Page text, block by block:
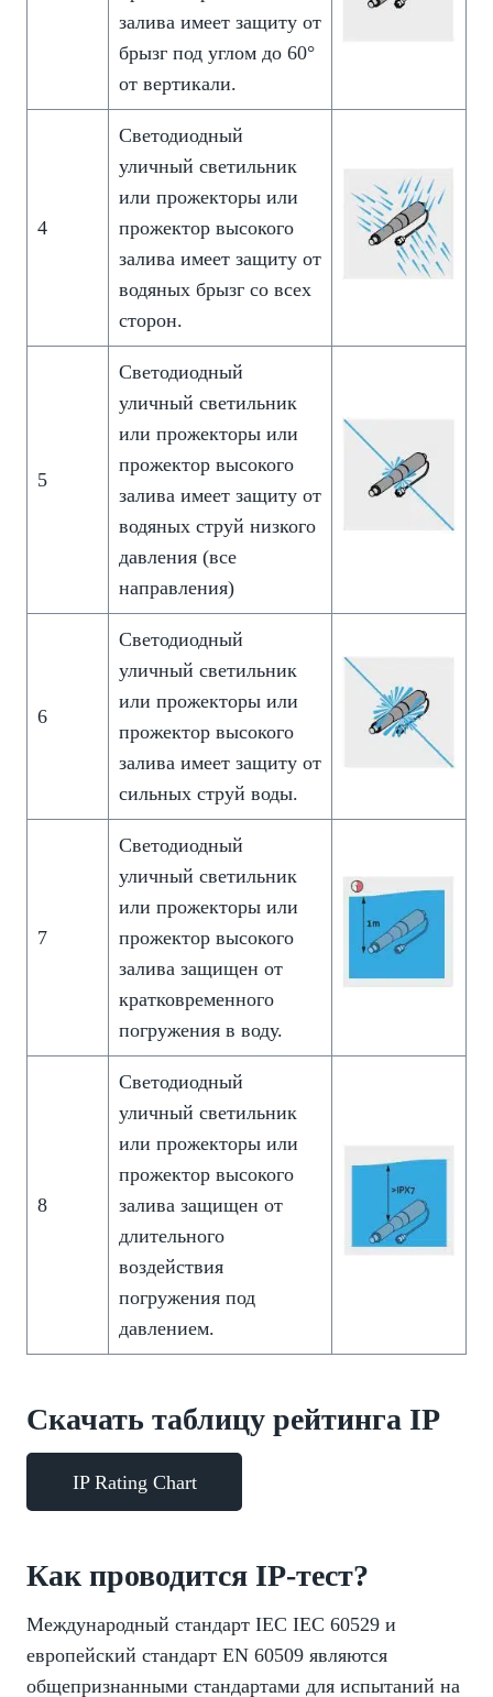
залива имеет защиту от
брызг под углом до 60°
от вертикали.
4
Светодиодный
уличный светильник
или прожекторы или
прожектор высокого
залива имеет защиту от
водяных брызг со всех
сторон.
5
Светодиодный
уличный светильник
или прожекторы или
прожектор высокого
залива имеет защиту от
водяных струй низкого
давления (все
направления)
6
Светодиодный
уличный светильник
или прожекторы или
прожектор высокого
залива имеет защиту от
сильных струй воды.
7
Светодиодный
уличный светильник
или прожекторы или
прожектор высокого
залива защищен от
кратковременного
погружения в воду.
8
Светодиодный
уличный светильник
или прожекторы или
прожектор высокого
залива защищен от
длительного
воздействия
погружения под
давлением.
Скачать таблицу рейтинга IP
IP Rating Chart
Как проводится IP-тест?
Международный стандарт IEC IEC 60529 и
европейский стандарт EN 60509 являются
общепризнанными стандартами для испытаний на